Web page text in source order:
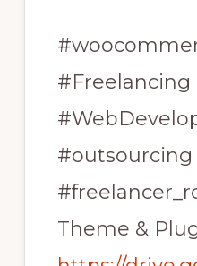
#Freelancing
#outsourcing
Theme &